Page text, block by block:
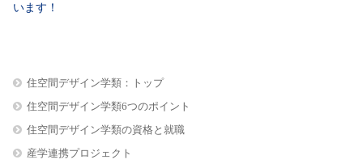
います！
住空間デザイン学類：トップ
住空間デザイン学類6つのポイント
住空間デザイン学類の資格と就職
産学連携プロジェクト